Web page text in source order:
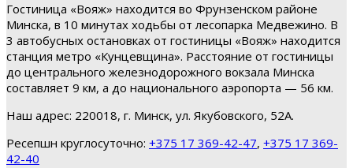
Гостиница «Вояж» находится во Фрунзенском районе
Минска, в 10 минутах ходьбы от лесопарка Медвежино. В
3 автобусных остановках от гостиницы «Вояж» находится
станция метро «Кунцевщина». Расстояние от гостиницы
до центрального железнодорожного вокзала Минска
составляет 9 км, а до национального аэропорта — 56 км.
Наш адрес: 220018, г. Минск, ул. Якубовского, 52А.
Ресепшн круглосуточно: +375 17 369-42-47, +375 17 369-
42-40